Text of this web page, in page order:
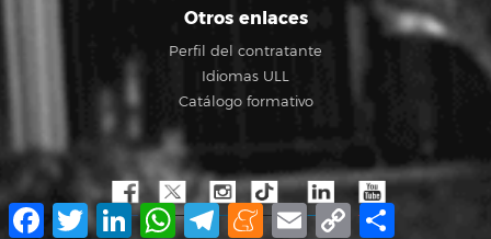
Otros enlaces
Perfil del contratante
Idiomas ULL
Catálogo formativo
Facebook
TwitterLinkedInWhatsApp
TelegramMeneame
Email Copy
Link